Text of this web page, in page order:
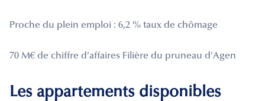
Proche du plein emploi : 6,2 % taux de chômage
70 M€ de chiffre d’affaires Filière du pruneau d’Agen
Les appartements disponibles